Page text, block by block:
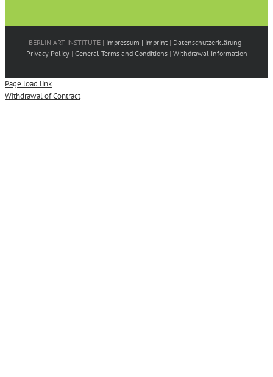
BERLIN ART INSTITUTE | Impressum | Imprint| Datenschutzerklärung |
Privacy Policy| General Terms and Conditions| Withdrawal information
Page load link
Withdrawal of Contract